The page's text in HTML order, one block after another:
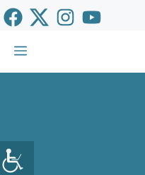
Vés
al
contingut
Menu